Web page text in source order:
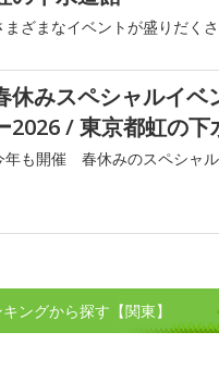
まざまなイベントが盛りだくさ
休みスペシャルイベ
2026 / 東京都虹の下
年も開催 春休みのスペシャル
ングから探す【関東】